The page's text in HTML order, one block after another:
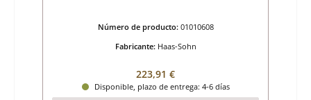
Número de producto: 01010608
Fabricante: Haas-Sohn
Precio normal:
223,91 €
Disponible, plazo de entrega: 4-6 días